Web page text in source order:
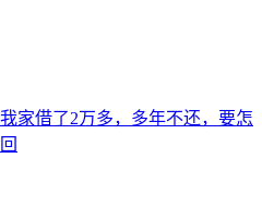
家借了2万多，多年不还，要怎